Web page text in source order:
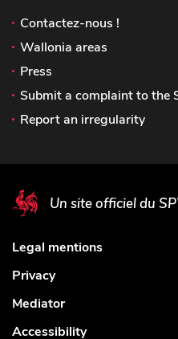
Contactez-nous !
Wallonia areas
Press
Submit a complaint to the
Report an irregularity
Un site officiel du
Legal mentions
Privacy
Mediator
Accessibility